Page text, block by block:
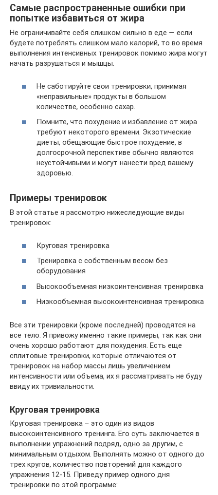
Самые распространенные ошибки при
попытке избавиться от жира
Не ограничивайте себя слишком сильно в еде — если
будете потреблять слишком мало калорий, то во время
выполнения интенсивных тренировок помимо жира могут
начать разрушаться и мышцы.
Не саботируйте свои тренировки, принимая
«неправильные» продукты в большом
количестве, особенно сахар.
Помните, что похудение и избавление от жира
требуют некоторого времени. Экзотические
диеты, обещающие быстрое похудение, в
долгосрочной перспективе обычно являются
неустойчивыми и могут нанести вред вашему
здоровью.
Примеры тренировок
В этой статье я рассмотрю нижеследующие виды
тренировок:
Круговая тренировка
Тренировка с собственным весом без
оборудования
Высокообъемная низкоинтенсивная тренировка
Низкообъемная высокоинтенсивная тренировка
Все эти тренировки (кроме последней) проводятся на
все тело. Я привожу именно такие примеры, так как они
очень хорошо работают для похудения. Есть еще
сплитовые тренировки, которые отличаются от
тренировок на набор массы лишь увеличением
интенсивности или объема, их я рассматривать не буду
ввиду их тривиальности.
Круговая тренировка
Круговая тренировка – это один из видов
высокоинтенсивного тренинга. Его суть заключается в
выполнении упражнений подряд, одно за другим, с
минимальным отдыхом. Выполнять можно от одного до
трех кругов, количество повторений для каждого
упражнения 12-15. Приведу пример одного дня
тренировки по этой программе: